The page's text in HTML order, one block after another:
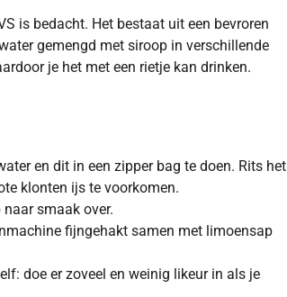
is bedacht. Het bestaat uit een bevroren
gemengd met siroop in verschillende
je het met een rietje kan drinken.
en dit in een zipper bag te doen. Rits het
klonten ijs te voorkomen.
smaak over.
fijngehakt samen met limoensap
doe er zoveel en weinig likeur in als je